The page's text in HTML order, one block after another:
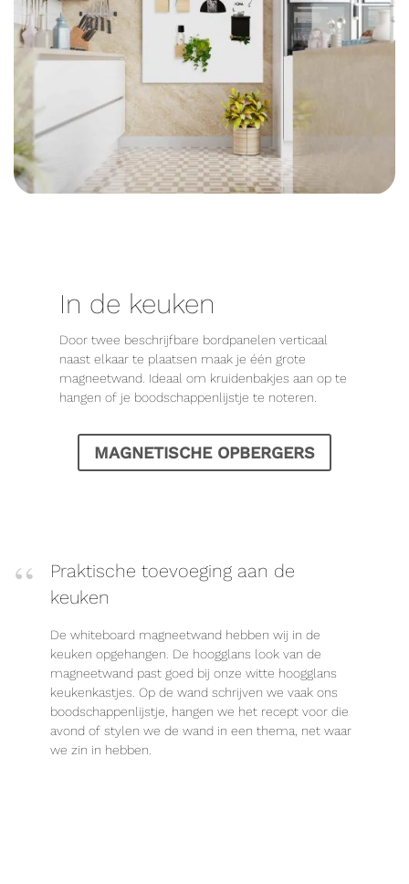
In de keuken
Door twee beschrijfbare bordpanelen verticaal
naast elkaar te plaatsen maak je één grote
magneetwand. Ideaal om kruidenbakjes aan op te
hangen of je boodschappenlijstje te noteren.
MAGNETISCHE OPBERGERS
Praktische toevoeging aan de
keuken
De whiteboard magneetwand hebben wij in de
keuken opgehangen. De hoogglans look van de
magneetwand past goed bij onze witte hoogglans
keukenkastjes. Op de wand schrijven we vaak ons
boodschappenlijstje, hangen we het recept voor die
avond of stylen we de wand in een thema, net waar
we zin in hebben.